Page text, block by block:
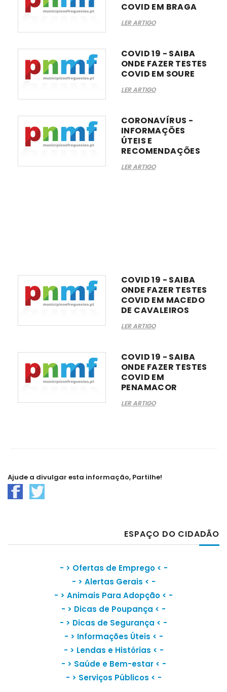
COVID EM BRAGA
LER ARTIGO
COVID 19 - SAIBA
ONDE FAZER TESTES
COVID EM SOURE
LER ARTIGO
CORONAVÍRUS -
INFORMAÇÕES
ÚTEIS E
RECOMENDAÇÕES
LER ARTIGO
COVID 19 - SAIBA
ONDE FAZER TESTES
COVID EM MACEDO
DE CAVALEIROS
LER ARTIGO
COVID 19 - SAIBA
ONDE FAZER TESTES
COVID EM
PENAMACOR
LER ARTIGO
Ajude a divulgar esta informação, Partilhe!
ESPAÇO DO CIDADÃO
- > Ofertas de Emprego< -
- > Alertas Gerais < -
- > Animais Para Adopção < -
- > Dicas de Poupança < -
- > Dicas de Segurança < -
- > Informações Úteis < -
- > Lendas e Histórias < -
- > Saúde e Bem-estar< -
- > Serviços Públicos < -